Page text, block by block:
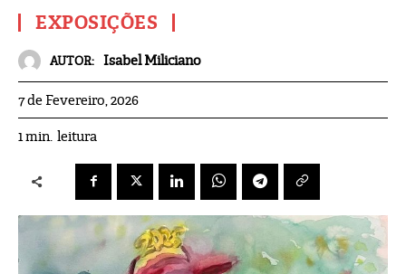
EXPOSIÇÕES
AUTOR: Isabel Miliciano
7 de Fevereiro, 2026
1min. leitura